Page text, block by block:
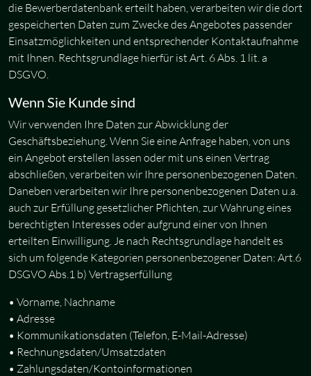
die Bewerberdatenbank erteilt haben, verarbeiten wir die dort
gespeicherten Daten zum Zwecke des Angebotes passender
Einsatzmöglichkeiten und entsprechender Kontaktaufnahme
mit Ihnen. Rechtsgrundlage hierfür ist Art. 6 Abs. 1 lit. a
DSGVO.
Wenn Sie Kunde sind
Wir verwenden Ihre Daten zur Abwicklung der
Geschäftsbeziehung. Wenn Sie eine Anfrage haben, von uns
ein Angebot erstellen lassen oder mit uns einen Vertrag
abschließen, verarbeiten wir Ihre personenbezogenen Daten.
Daneben verarbeiten wir Ihre personenbezogenen Daten u.a.
auch zur Erfüllung gesetzlicher Pflichten, zur Wahrung eines
berechtigten Interesses oder aufgrund einer von Ihnen
erteilten Einwilligung. Je nach Rechtsgrundlage handelt es
sich um folgende Kategorien personenbezogener Daten: Art.6
DSGVO Abs.1 b) Vertragserfüllung
• Vorname, Nachname
• Adresse
• Kommunikationsdaten (Telefon, E-Mail-Adresse)
• Rechnungsdaten/Umsatzdaten
• Zahlungsdaten/Kontoinformationen